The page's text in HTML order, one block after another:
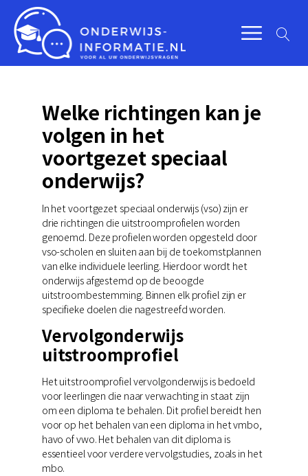
Welke richtingen kan je
volgen in het
voortgezet speciaal
onderwijs?
In het voortgezet speciaal onderwijs (vso) zijn er
drie richtingen die uitstroomprofielen worden
genoemd. Deze profielen worden opgesteld door
vso-scholen en sluiten aan bij de toekomstplannen
van elke individuele leerling. Hierdoor wordt het
onderwijs afgestemd op de beoogde
uitstroombestemming. Binnen elk profiel zijn er
specifieke doelen die nagestreefd worden.
Vervolgonderwijs
uitstroomprofiel
Het uitstroomprofiel vervolgonderwijs is bedoeld
voor leerlingen die naar verwachting in staat zijn
om een diploma te behalen. Dit profiel bereidt hen
voor op het behalen van een diploma in het vmbo,
havo of vwo. Het behalen van dit diploma is
essentieel voor verdere vervolgstudies, zoals in het
mbo.